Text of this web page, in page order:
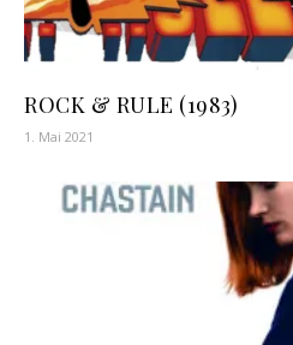
ROCK & RULE (1983)
1. Mai 2021